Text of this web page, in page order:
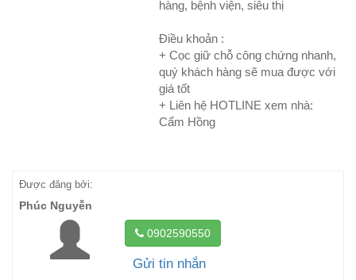
hàng, bệnh viện, siêu thị
Điều khoản :
+ Cọc giữ chỗ công chứng nhanh,
quý khách hàng sẽ mua được với
giá tốt
+ Liên hệ HOTLINE xem nhà:
Cẩm Hồng
Được đăng bởi:
Phúc Nguyễn
0902590550
Gửi tin nhắn